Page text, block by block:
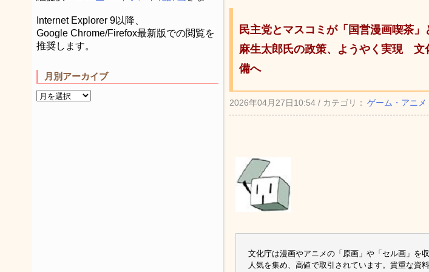
Internet Explorer 9以降、
Google Chrome/Firefox最新版での閲覧を
推奨します。
月別アーカイブ
民主党とマスコミが「国営漫画喫茶
麻生太郎氏の政策、ようやく実現 文
備へ
2026年04月27日10:54 / カテゴリ： ゲーム・アニメ
文化庁は漫画やアニメの「原画」や「セル画」を
人気を集め、高値で取引されています。貴重な資